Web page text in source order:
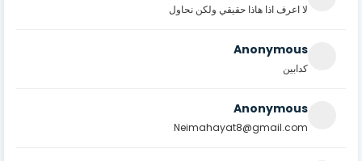
لا اعرف اذا هاذا حقيقي ولكن نحاول
Anonymous
كدابين
Anonymous
Neimahayat8@gmail.com